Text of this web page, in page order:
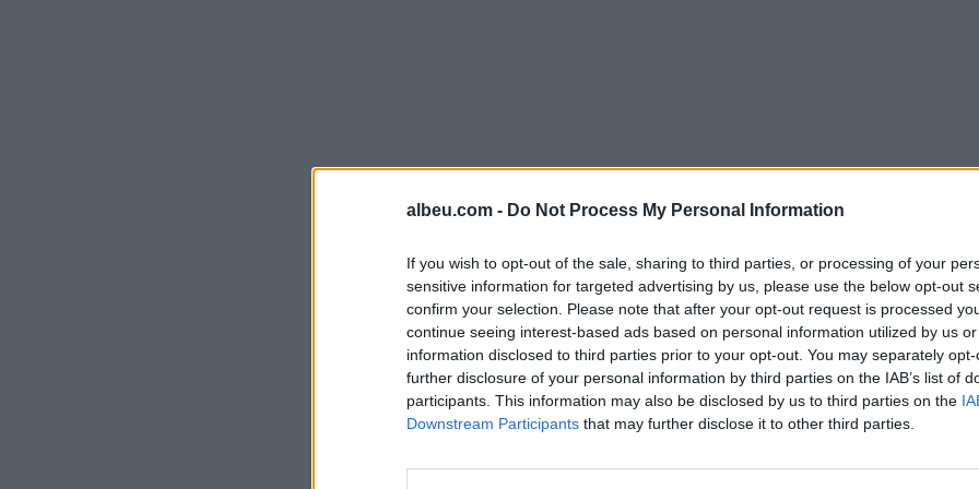
albeu.com - Do Not Process My Personal Information
If you wish to opt-out of the sale, sharing to third parties, or processing of your
sensitive information for targeted advertising by us, please use the below opt-out
confirm your selection. Please note that after your opt-out request is processed
continue seeing interest-based ads based on personal information utilized by us
information disclosed to third parties prior to your opt-out. You may separately
further disclosure of your personal information by third parties on the IAB’s list of
participants. This information may also be disclosed by us to third parties on the
Downstream Participants that may further disclose it to other third parties.